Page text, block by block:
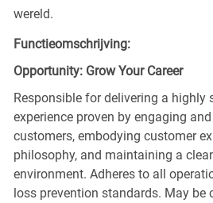
wereld.
Functieomschrijving:
Opportunity: Grow Your Career
Responsible for delivering a highly
experience proven by engaging
customers, embodying customer
philosophy, and maintaining a
environment. Adheres to all
loss prevention standards. May be